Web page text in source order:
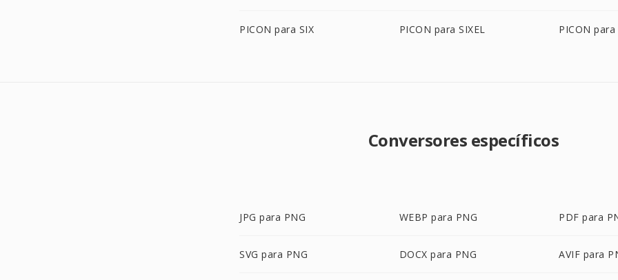
PICON para SIX PICON para SIXEL PICON para
Conversores específicos
JPG para PNG WEBP para PNG PDF para
SVG para PNG DOCX para PNG AVIF para